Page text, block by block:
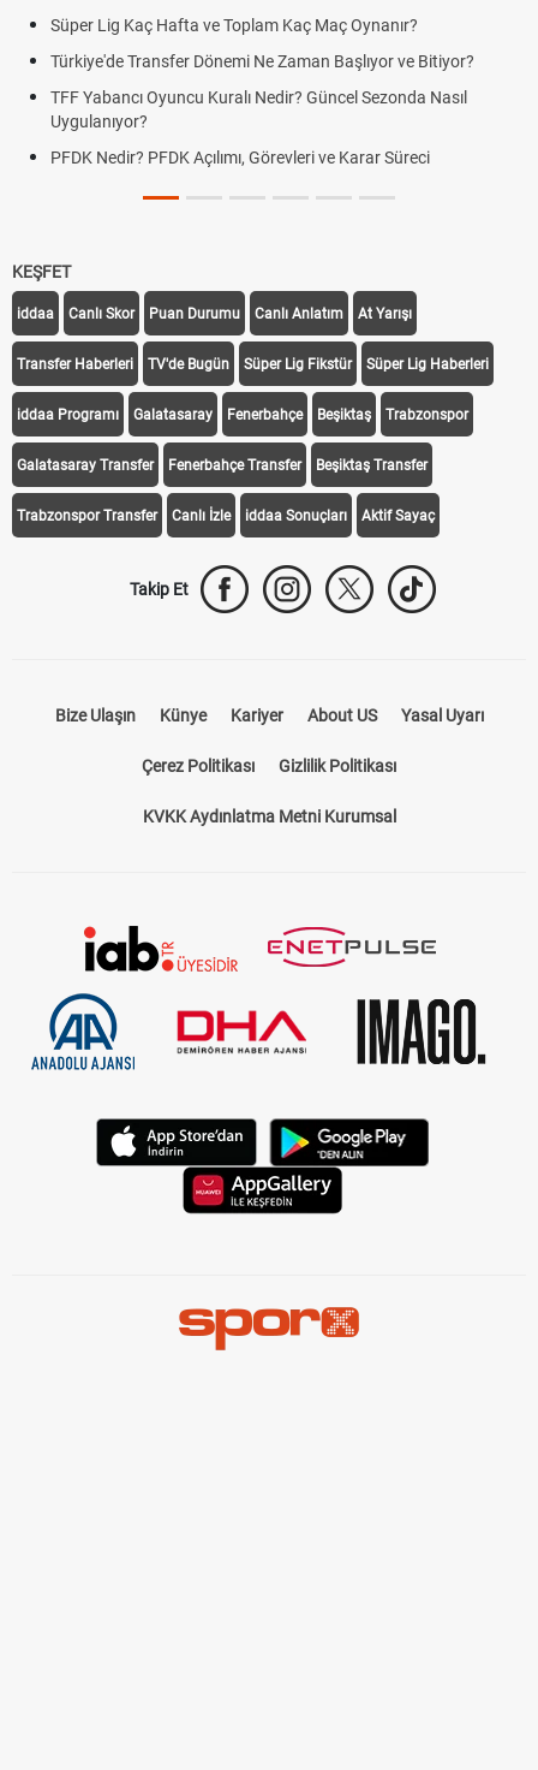
Süper Lig Kaç Hafta ve Toplam Kaç Maç Oynanır?
Türkiye'de Transfer Dönemi Ne Zaman Başlıyor ve Bitiyor?
TFF Yabancı Oyuncu Kuralı Nedir? Güncel Sezonda Nasıl
Uygulanıyor?
PFDK Nedir? PFDK Açılımı, Görevleri ve Karar Süreci
KEŞFET
iddaa Canlı Skor Puan Durumu Canlı Anlatım At Yarışı
Transfer Haberleri TV'de Bugün Süper Lig Fikstür Süper Lig Haberleri
iddaa Programı Galatasaray Fenerbahçe Beşiktaş Trabzonspor
Galatasaray Transfer Fenerbahçe Transfer Beşiktaş Transfer
Trabzonspor Transfer Canlı İzle iddaa Sonuçları Aktif Sayaç
Takip Et
Bize Ulaşın Künye Kariyer About US Yasal Uyarı
Çerez Politikası Gizlilik Politikası
KVKK Aydınlatma Metni Kurumsal